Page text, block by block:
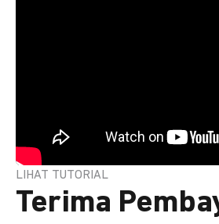
LIHAT TUTORIAL
Terima